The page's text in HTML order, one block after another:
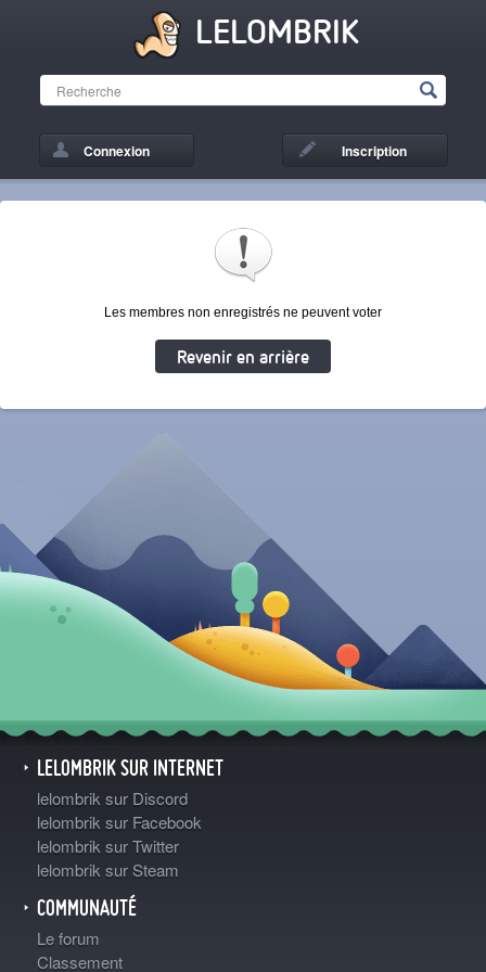
LELOMBRIK
Connexion Inscription
Les membres non enregistrés ne peuvent voter
Revenir en arrière
LELOMBRIK SUR INTERNET
lelombrik sur Discord
lelombrik sur Facebook
lelombrik sur Twitter
lelombrik sur Steam
COMMUNAUTÉ
Le forum
Classement